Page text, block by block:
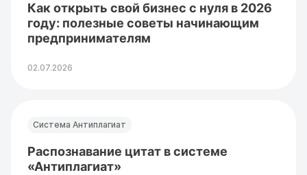
Как открыть свой бизнес с нуля в 2026
году: полезные советы начинающим
предпринимателям
02.07.2026
Система Антиплагиат
Распознавание цитат в системе
«Антиплагиат»